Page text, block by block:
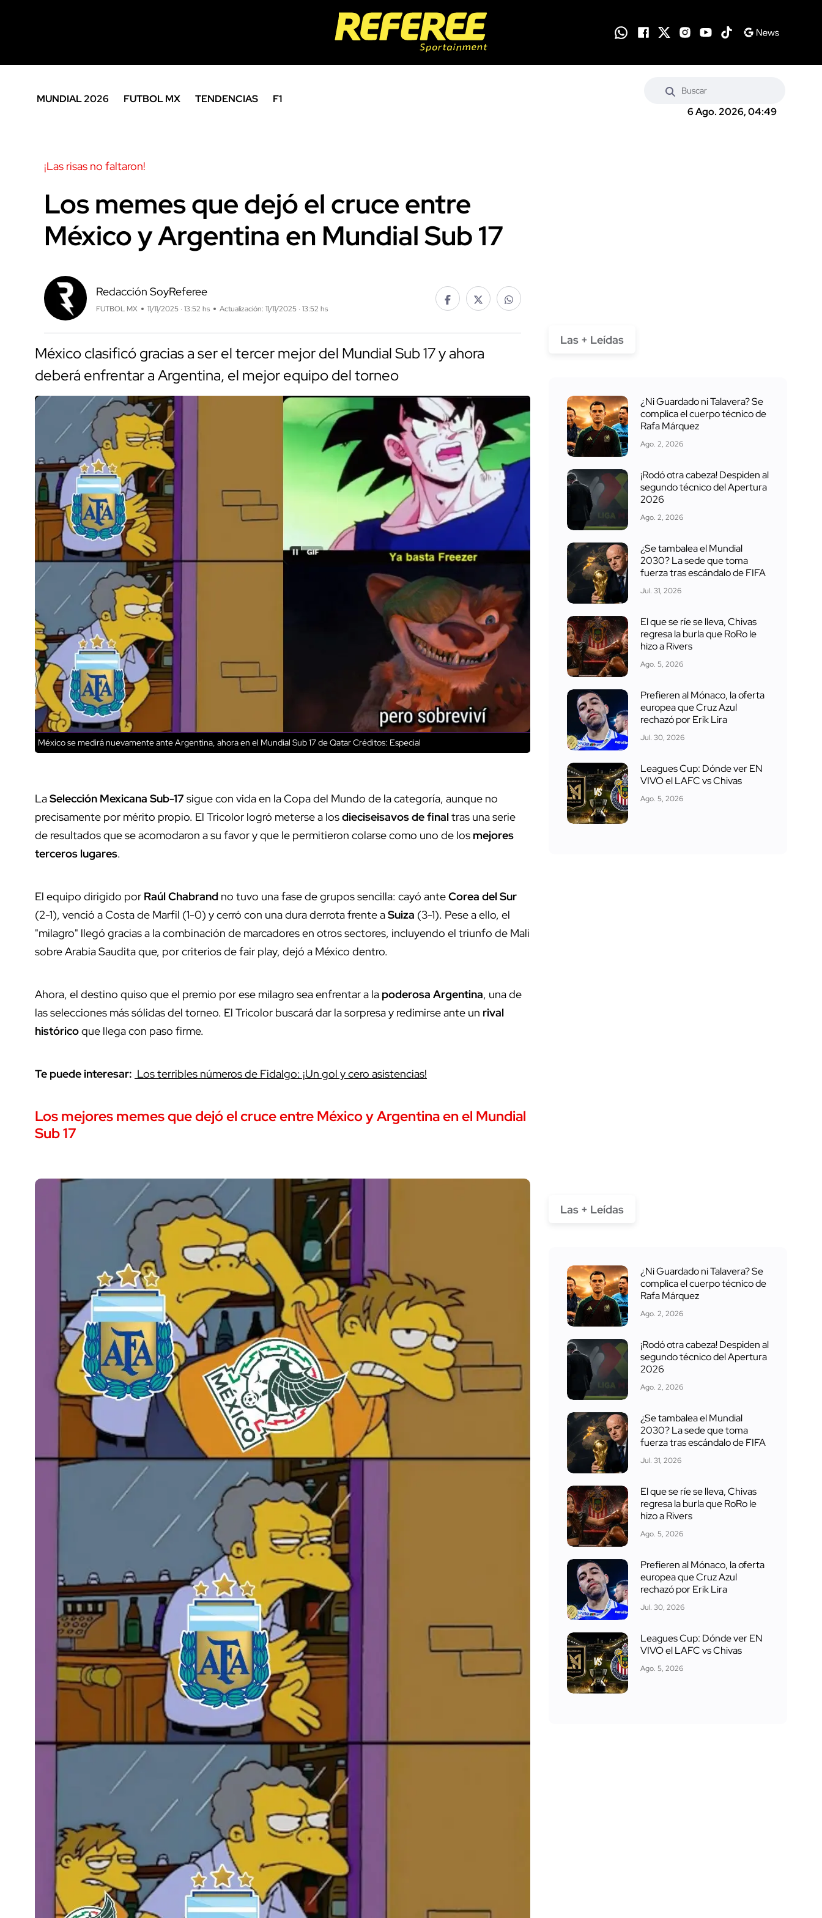
MUNDIAL 2026 FUTBOL MX TENDENCIAS
F1
6 Ago. 2026, 04:49
¡Las risas no faltaron!
Los memes que dejó el cruce entre
México y Argentina en Mundial Sub 17
Redacción SoyReferee
FUTBOL MX 11/11/2025 · 13:52 hs Actualización: 11/11/2025 · 13:52 hs
México clasificó gracias a ser el tercer mejor del Mundial Sub 17 y ahora
deberá enfrentar a Argentina, el mejor equipo del torneo
México se medirá nuevamente ante Argentina, ahora en el Mundial Sub 17 de QatarCréditos: Especial
LaSelección Mexicana Sub-17 sigue con vida en la Copa del Mundo de la categoría, aunque no
precisamente por mérito propio. El Tricolor logró meterse a losdieciseisavos de finaltras una serie
de resultados que se acomodaron a su favor y que le permitieron colarse como uno de los mejores
terceros lugares.
El equipo dirigido por Raúl Chabrand no tuvo una fase de grupos sencilla: cayó anteCorea del Sur
(2-1), venció a Costa de Marfil (1-0) y cerró con una dura derrota frente aSuiza (3-1). Pese a ello, el
"milagro" llegó gracias a la combinación de marcadores en otros sectores, incluyendo el triunfo de Mali
sobre Arabia Saudita que, por criterios de fair play, dejó a México dentro.
Ahora, el destino quiso que el premio por ese milagro sea enfrentar a la poderosa Argentina, una de
las selecciones más sólidas del torneo. El Tricolor buscará dar la sorpresa y redimirse ante un rival
históricoque llega con paso firme.
Te puede interesar: Los terribles números de Fidalgo: ¡Un gol y cero asistencias!
Los mejores memes que dejó el cruce entre México yArgentinaen el Mundial
Sub 17
Las + Leídas
¿Ni Guardado ni Talavera? Se
complica el cuerpo técnico de
Rafa Márquez
Ago. 2, 2026
¡Rodó otra cabeza! Despiden al
segundo técnico del Apertura
2026
Ago. 2, 2026
¿Se tambalea el Mundial
2030? La sede que toma
fuerza tras escándalo de FIFA
Jul. 31, 2026
El que se ríe se lleva, Chivas
regresa la burla que RoRo le
hizo a Rivers
Ago. 5, 2026
Prefieren al Mónaco, la oferta
europea que Cruz Azul
rechazó por Erik Lira
Jul. 30, 2026
Leagues Cup: Dónde ver EN
VIVO el LAFC vs Chivas
Ago. 5, 2026
Las + Leídas
¿Ni Guardado ni Talavera? Se
complica el cuerpo técnico de
Rafa Márquez
Ago. 2, 2026
¡Rodó otra cabeza! Despiden al
segundo técnico del Apertura
2026
Ago. 2, 2026
¿Se tambalea el Mundial
2030? La sede que toma
fuerza tras escándalo de FIFA
Jul. 31, 2026
El que se ríe se lleva, Chivas
regresa la burla que RoRo le
hizo a Rivers
Ago. 5, 2026
Prefieren al Mónaco, la oferta
europea que Cruz Azul
rechazó por Erik Lira
Jul. 30, 2026
Leagues Cup: Dónde ver EN
VIVO el LAFC vs Chivas
Ago. 5, 2026